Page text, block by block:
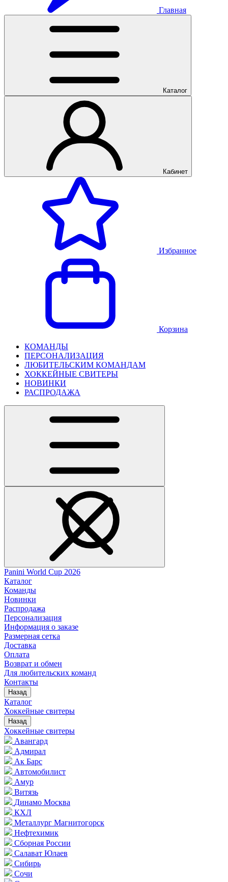
Главная
Каталог
Кабинет
Избранное
Корзина
КОМАНДЫ
ПЕРСОНАЛИЗАЦИЯ
ЛЮБИТЕЛЬСКИМ КОМАНДАМ
ХОККЕЙНЫЕ СВИТЕРЫ
НОВИНКИ
РАСПРОДАЖА
Panini World Cup 2026
Каталог
Команды
Новинки
Распродажа
Персонализация
Информация о заказе
Размерная сетка
Доставка
Оплата
Возврат и обмен
Для любительских команд
Контакты
Назад
Каталог
Хоккейные свитеры
Назад
Хоккейные свитеры
Авангард
Адмирал
Ак Барс
Автомобилист
Амур
Витязь
Динамо Москва
КХЛ
Металлург Магнитогорск
Нефтехимик
Сборная России
Салават Юлаев
Сибирь
Сочи